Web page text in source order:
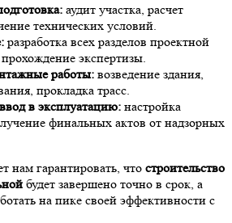
аудит участка, расчет
технических условий.
разработка всех разделов проектной
экспертизы.
работы: возведение здания,
прокладка трасс.
в эксплуатацию: настройка
финальных актов от надзорных
нам гарантировать, что строительство
будет завершено точно в срок, а
на пике своей эффективности с